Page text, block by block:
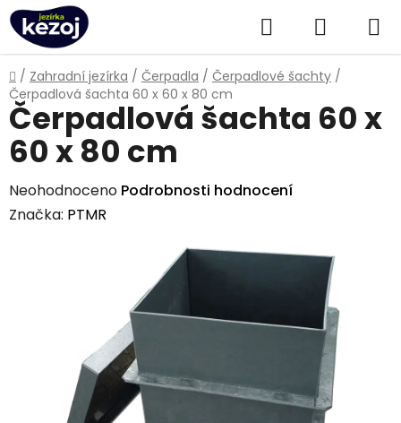
Přejít
na
obsah
Hledat
KOŠÍK
Domů
/ Zahradní jezírka / Čerpadla / Čerpadlové šachty /
Čerpadlová šachta 60 x 60 x 80 cm
Čerpadlová šachta 60 x
60 x 80 cm
Průměrné
hodnocení
Neohodnoceno Podrobnosti hodnocení
Značka: PTMR